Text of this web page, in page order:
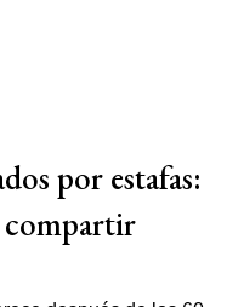
por estafas:
compartir